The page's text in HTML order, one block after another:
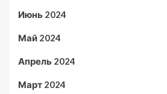
Июнь 2024
Май 2024
Апрель 2024
Март 2024